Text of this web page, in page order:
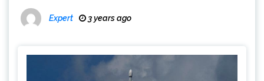
Expert 3 years ago